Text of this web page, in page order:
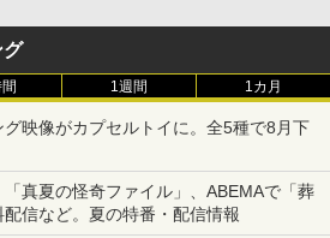
グ
1週間 1カ月
映像がカプセルトイに。全5種で8月下
真夏の怪奇ファイル」、ABEMAで「葬
信など。夏の特番・配信情報